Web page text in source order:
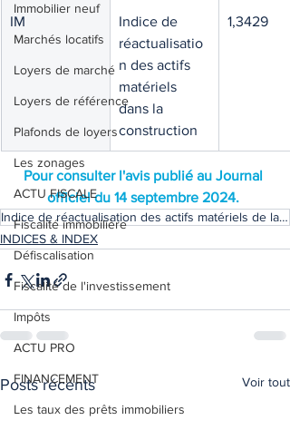
Immobilier neuf
Marchés locatifs
Loyers de marché
Loyers de référence
Plafonds de loyers
Les zonages
ACTU FISCALE
Fiscalité immobilière
Défiscalisation
Fiscalité de l'investissement
Impôts
ACTU PRO
FINANCEMENT
Les taux des prêts immobiliers
IM
Indice de
réactualisatio
n des actifs
matériels
dans la
construction
1,3429
Pour consulter l'avis publié au Journal
officiel du 14 septembre 2024.
Indice de réactualisation des actifs matériels de la construction
INDICES & INDEX
Posts récents Voir tout